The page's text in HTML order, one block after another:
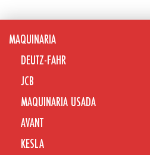
MAQUINARIA
DEUTZ-FAHR
JCB
MAQUINARIA USADA
AVANT
KESLA